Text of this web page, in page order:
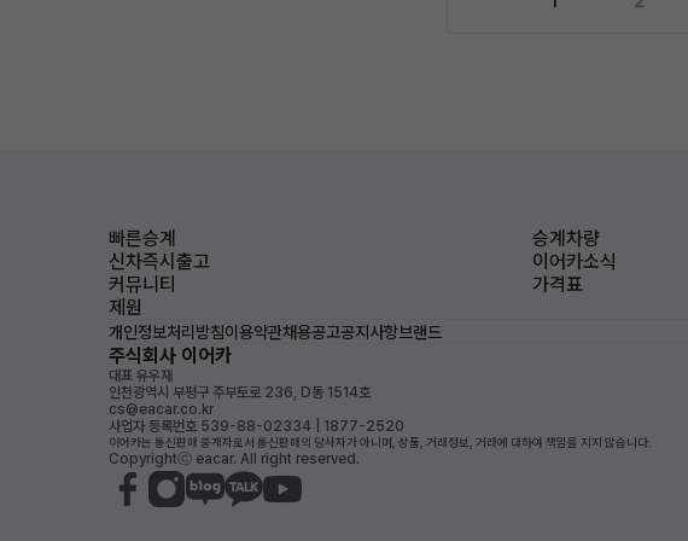
빠른승계
승계차량
신차즉시출고
이어카소식
커뮤니티
가격표
제원
개인정보처리방침이용약관채용공고공지사항브랜드
주식회사 이어카
대표 유우재
인천광역시 부평구 주부토로 236, D동 1514호
cs@eacar.co.kr
사업자 등록번호 539-88-02334 | 1877-2520
이어카는 통신판매 중개자로서 통신판매의 당사자가 아니며, 상품, 거래정보, 거래에 대하여 책임을 지지 않습니다.
Copyrightⓒ eacar. All right reserved.